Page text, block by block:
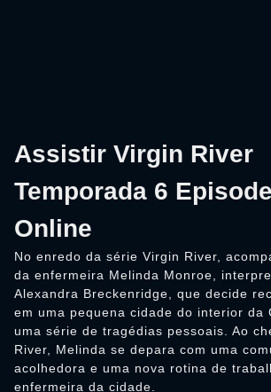
Assistir Virgin River
Temporada 6
Online
No enredo da série Virgin River,
da enfermeira Melinda Monroe,
Alexandra Breckenridge, que decide
em uma pequena cidade do interior da
uma série de tragédias pessoais. Ao
River, Melinda se depara com uma
acolhedora e uma nova rotina de
enfermeira da cidade.